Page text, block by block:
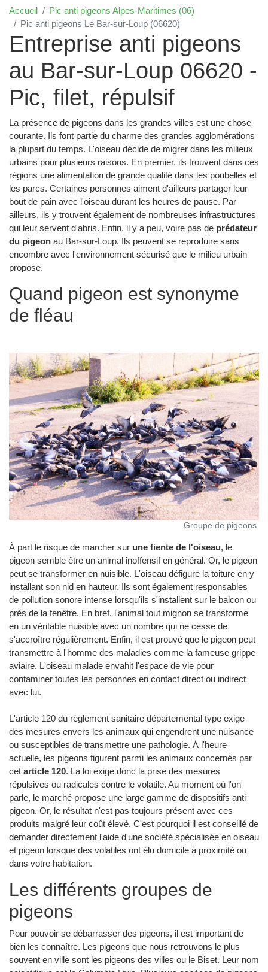
Accueil
Pic anti pigeons Alpes-Maritimes (06)
Pic anti pigeons Le Bar-sur-Loup (06620)
Entreprise anti pigeons
au Bar-sur-Loup 06620 -
Pic, filet, répulsif
La présence de pigeons dans les grandes villes est une chose
courante. Ils font partie du charme des grandes agglomérations
la plupart du temps. L'oiseau décide de migrer dans les milieux
urbains pour plusieurs raisons. En premier, ils trouvent dans ces
régions une alimentation de grande qualité dans les poubelles et
les parcs. Certaines personnes aiment d'ailleurs partager leur
bout de pain avec l'oiseau durant les heures de pause. Par
ailleurs, ils y trouvent également de nombreuses infrastructures
qui leur servent d'abris. Enfin, il y a peu, voire pas de prédateur
du pigeon au Bar-sur-Loup. Ils peuvent se reproduire sans
encombre avec l'environnement sécurisé que le milieu urbain
propose.
Quand pigeon est synonyme
de fléau
Groupe de pigeons.
À part le risque de marcher sur une fiente de l'oiseau, le
pigeon semble être un animal inoffensif en général. Or, le pigeon
peut se transformer en nuisible. L'oiseau défigure la toiture en y
installant son nid en hauteur. Ils sont également responsables
de pollution sonore intense lorsqu'ils s'installent sur le balcon ou
près de la fenêtre. En bref, l'animal tout mignon se transforme
en un véritable nuisible avec un nombre qui ne cesse de
s'accroître régulièrement. Enfin, il est prouvé que le pigeon peut
transmettre à l'homme des maladies comme la fameuse grippe
aviaire. L'oiseau malade envahit l'espace de vie pour
contaminer toutes les personnes en contact direct ou indirect
avec lui.
L'article 120 du règlement sanitaire départemental type exige
des mesures envers les animaux qui engendrent une nuisance
ou susceptibles de transmettre une pathologie. À l'heure
actuelle, les pigeons figurent parmi les animaux concernés par
cet article 120. La loi exige donc la prise des mesures
répulsives ou radicales contre le volatile. Au moment où l'on
parle, le marché propose une large gamme de dispositifs anti
pigeon. Or, le résultat n'est pas toujours présent avec ces
produits malgré leur coût élevé. C'est pourquoi il est conseillé de
demander directement l'aide d'une société spécialisée en oiseau
et pigeon lorsque des volatiles ont élu domicile à proximité ou
dans votre habitation.
Les différents groupes de
pigeons
Pour pouvoir se débarrasser des pigeons, il est important de
bien les connaître. Les pigeons que nous retrouvons le plus
souvent en ville sont les pigeons des villes ou le Biset. Leur nom